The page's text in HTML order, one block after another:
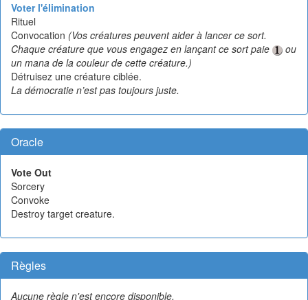
Voter l'élimination
Rituel
Convocation (Vos créatures peuvent aider à lancer ce sort.
Chaque créature que vous engagez en lançant ce sort paie
ou
un mana de la couleur de cette créature.)
Détruisez une créature ciblée.
La démocratie n’est pas toujours juste.
Oracle
Vote Out
Sorcery
Convoke
Destroy target creature.
Règles
Aucune règle n'est encore disponible.